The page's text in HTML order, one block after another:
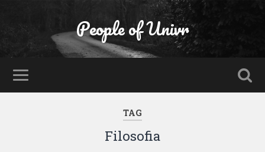
People of Univr
TAG
Filosofia